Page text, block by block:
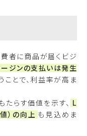
者に商品が届くビジ
ジンの支払いは発生
とで、利益率が高ま
たらす価値を示す、 L
）の向上 も見込めま